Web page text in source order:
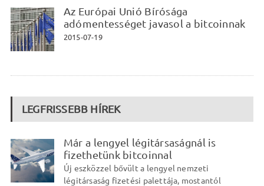
Az Európai Unió Bírósága
adómentességet javasol a bitcoinnak
2015-07-19
LEGFRISSEBB HÍREK
Már a lengyel légitársaságnál is
fizethetünk bitcoinnal
Új eszközzel bővült a lengyel nemzeti
légitársaság fizetési palettája, mostantól